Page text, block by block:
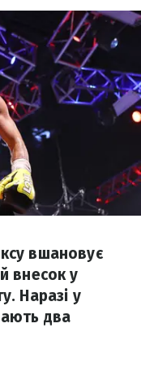
вшановує
внесок у
Наразі у
два